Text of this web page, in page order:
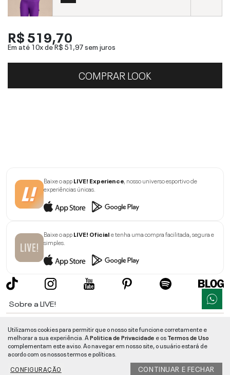
R$ 519,70
Em até 10x deR$ 51,97sem juros
COMPRAR LOOK
Baixe o appLIVE! Experience, nosso universo esportivo de
experiências únicas.
Baixe o appLIVE! Oficiale tenha uma compra facilitada, segura e
simples.
Sobre a LIVE!
Informações
Utilizamos cookies para permitir que o nosso site funcione corretamente e
melhorar a sua experiência. APolitica de Privacidade e osTermos de Uso
complementam este aviso. Ao navegar em nosso site, o usuário estará de
acordo com os nossos termos e políticas.
CONFIGURAÇÃO
CONTINUAR E FECHAR